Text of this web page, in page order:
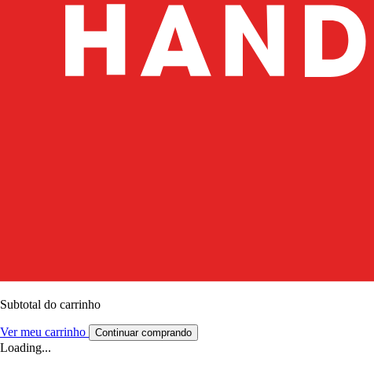
Subtotal do carrinho
Ver meu carrinho Continuar comprando
Loading...